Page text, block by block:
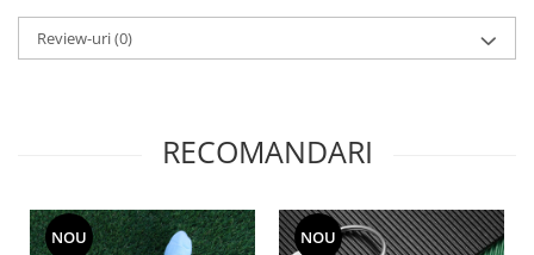
Review-uri(0)
RECOMANDARI
NOU NOU